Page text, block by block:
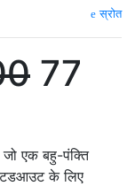
स्रोत
77
एक बहु-पंक्ति
के लिए